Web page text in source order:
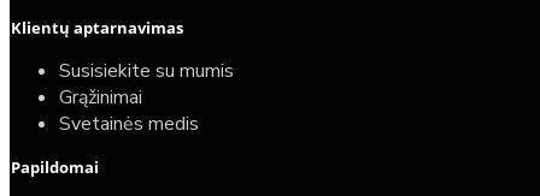
Elektrinio gyvatuko paruošimo paslauga
40,00€
25,00€
Klientų aptarnavimas
Susisiekite su mumis
Grąžinimai
Svetainės medis
Papildomai